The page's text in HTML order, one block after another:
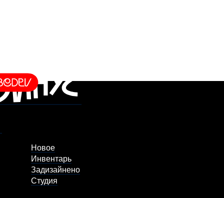
Новое
Инвентарь
Задизайнено
Студия